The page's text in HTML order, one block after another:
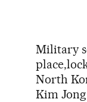
Military
North
Kim